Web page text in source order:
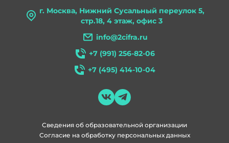
г. Москва, Нижний Сусальный переулок 5,
стр.18, 4 этаж, офис 3
info@2cifra.ru
+7 (991) 256-82-06
+7 (495) 414-10-04
Согласие на обработку персональных данных
Сведения об образовательной организации